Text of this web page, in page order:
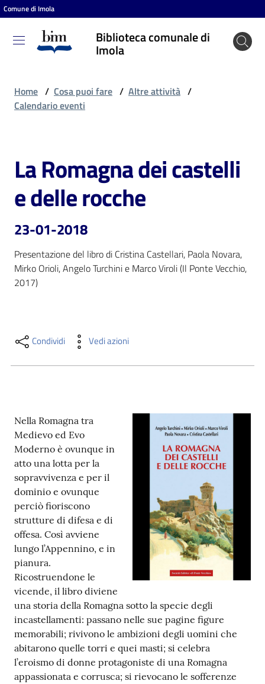
Vai al contenuto
Vai alla navigazione
Vai al footer
Comune di Imola
Biblioteca comunale di
Imola
Biblioteca
comunale
Cosa
puoi
fare
Scopri
i
contenuti
online
Casa
Piani
Archivio
storico
Decentrate
Patto
per
la
lettura
Seguici
su
Home / Cosa puoi fare / Altre attività /
Calendario eventi
Salta al contenuto
La Romagna dei castelli
e delle rocche
23-01-2018
Presentazione del libro di Cristina Castellari, Paola Novara,
Mirko Orioli, Angelo Turchini e Marco Viroli (Il Ponte Vecchio,
2017)
Condividi Vedi azioni
Nella Romagna tra
Medievo ed Evo
Moderno è ovunque in
atto una lotta per la
sopravvivenza e per il
dominio e ovunque
perciò fioriscono
strutture di difesa e di
offesa. Così avviene
lungo l’Appennino, e in
pianura.
Ricostruendone le
vicende, il libro diviene
una storia della Romagna sotto la specie degli
incastellamenti: passano nelle sue pagine figure
memorabili; rivivono le ambizioni degli uomini che
abitarono quelle torri e quei masti; si celebra
l’eroismo di donne protagoniste di una Romagna
appassionata e corrusca; si rievocano le sofferenze